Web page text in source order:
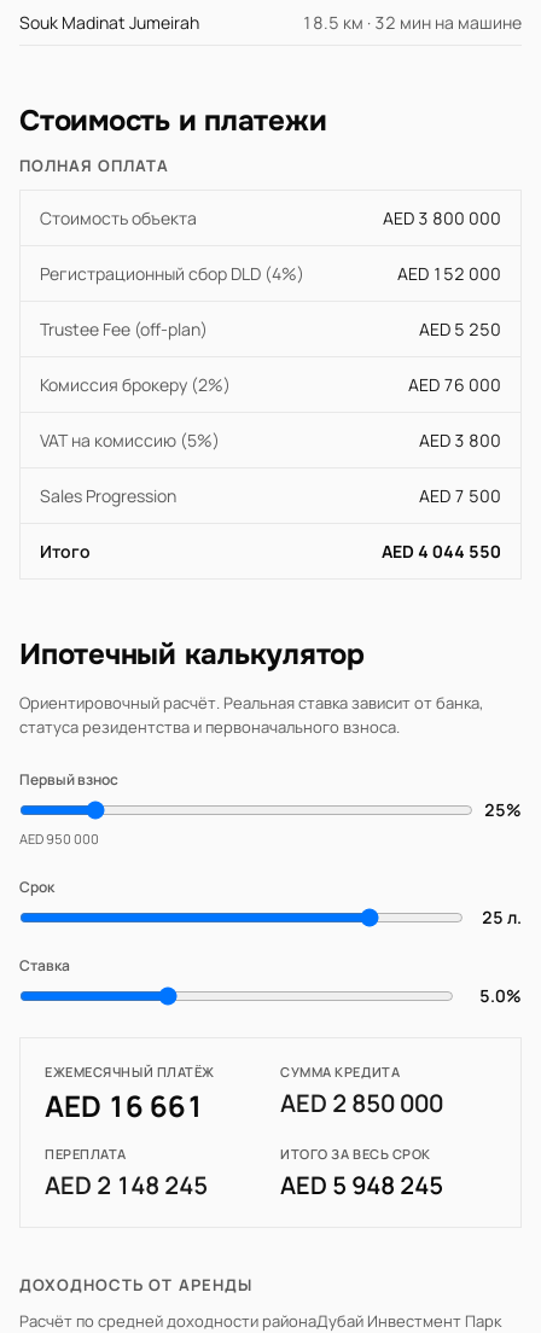
Souk Madinat Jumeirah 18.5 км · 32 мин на машине
Стоимость и платежи
ПОЛНАЯ ОПЛАТА
Стоимость объекта AED 3 800 000
Регистрационный сбор DLD (4%) AED 152 000
Trustee Fee (off-plan) AED 5 250
Комиссия брокеру (2%) AED 76 000
VAT на комиссию (5%) AED 3 800
Sales Progression AED 7 500
Итого AED 4 044 550
Ипотечный калькулятор
Ориентировочный расчёт. Реальная ставка зависит от банка,
статуса резидентства и первоначального взноса.
Первый взнос
25%
AED 950 000
Срок
25 л.
Ставка
5.0%
ЕЖЕМЕСЯЧНЫЙ ПЛАТЁЖ
AED 16 661
СУММА КРЕДИТА
AED 2 850 000
ПЕРЕПЛАТА
AED 2 148 245
ИТОГО ЗА ВЕСЬ СРОК
AED 5 948 245
ДОХОДНОСТЬ ОТ АРЕНДЫ
Расчёт по средней доходности районаДубай Инвестмент Парк